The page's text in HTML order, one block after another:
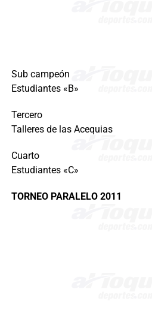
Sub campeón
Estudiantes «B»
Tercero
Talleres de las Acequias
Cuarto
Estudiantes «C»
TORNEO PARALELO 2011